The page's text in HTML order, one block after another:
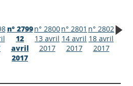
n° 2799
12
avril
2017
n° 2800
13 avril
2017
n° 2801
14 avril
2017
n° 2802
18 avril
2017